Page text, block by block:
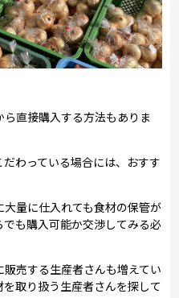
直接購入する方法もありま
わっている場合には、おすす
量に仕入れても食材の保管が
も購入可能か交渉してみる必
売する生産者さんも増えてい
取り扱う生産者さんを探して